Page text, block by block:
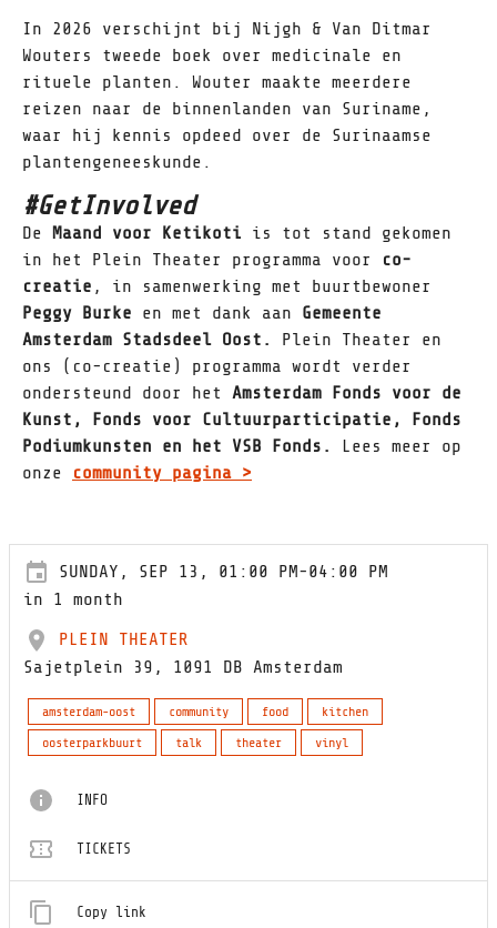
In 2026 verschijnt bij Nijgh & Van Ditmar
Wouters tweede boek over medicinale en
rituele planten. Wouter maakte meerdere
reizen naar de binnenlanden van Suriname,
waar hij kennis opdeed over de Surinaamse
plantengeneeskunde.
#GetInvolved
De Maand voor Ketikoti is tot stand gekomen
in het Plein Theater programma voor
co-
creatie , in samenwerking met buurtbewoner
Peggy Burke en met dank aan Gemeente
Amsterdam Stadsdeel Oost. Plein Theater en
ons (co-creatie) programma wordt verder
ondersteund door het Amsterdam Fonds voor de
Kunst, Fonds voor Cultuurparticipatie, Fonds
Podiumkunsten en het VSB Fonds.
Lees meer op
onze
community pagina >
SUNDAY, SEP 13, 01:00 PM-04:00 PM
in 1 month
PLEIN THEATER
Sajetplein 39, 1091 DB Amsterdam
amsterdam-oost community food
kitchen
oosterparkbuurt
talk theater vinyl
INFO
TICKETS
Copy link